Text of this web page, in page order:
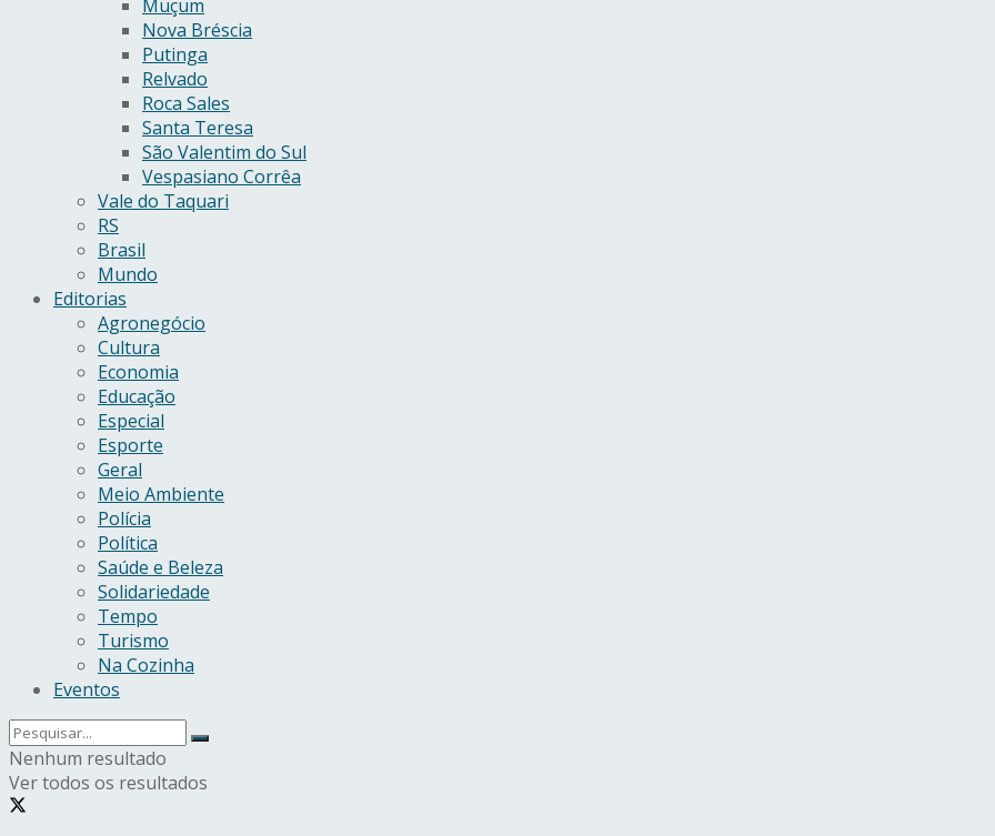
Muçum
Nova Bréscia
Putinga
Relvado
Roca Sales
Santa Teresa
São Valentim do Sul
Vespasiano Corrêa
Vale do Taquari
RS
Brasil
Mundo
Editorias
Agronegócio
Cultura
Economia
Educação
Especial
Esporte
Geral
Meio Ambiente
Polícia
Política
Saúde e Beleza
Solidariedade
Tempo
Turismo
Na Cozinha
Eventos
Nenhum resultado
Ver todos os resultados